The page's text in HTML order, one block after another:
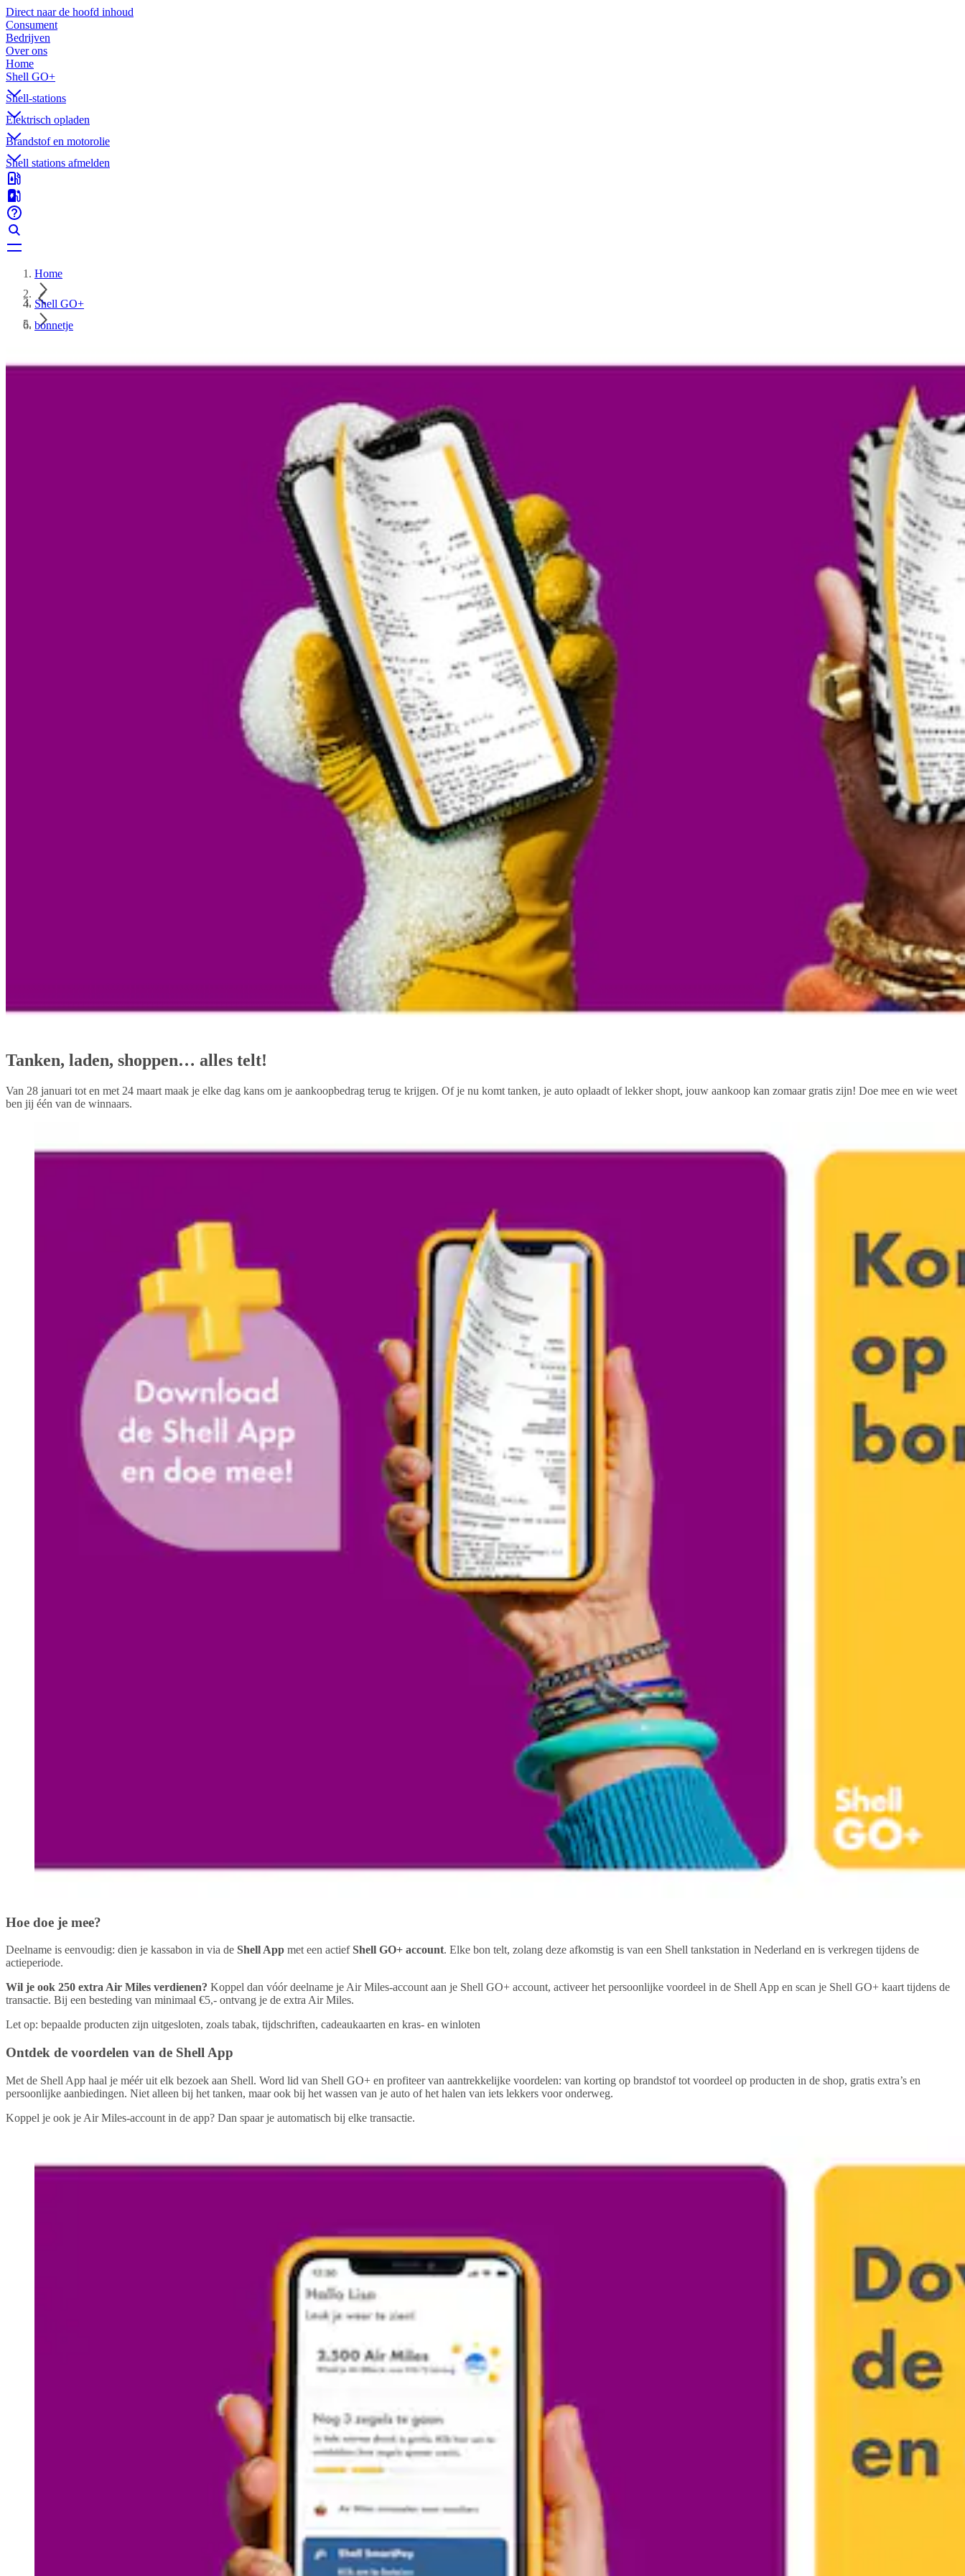
Direct naar de hoofd inhoud
Consument
Bedrijven
Over ons
Home
Shell GO+
Shell-stations
Elektrisch opladen
Brandstof en motorolie
Shell stations afmelden
Home
Shell GO+
bonnetje
Tanken, laden, shoppen… alles telt!
Van 28 januari tot en met 24 maart maak je elke dag kans om je aankoopbedrag terug te krijgen. Of je nu komt tanken, je auto oplaadt of lekker shopt, jouw aankoop kan zomaar gratis zijn! Doe mee en wie weet
ben jij één van de winnaars.
Hoe doe je mee?
Deelname is eenvoudig: dien je kassabon in via de Shell App met een actiefShell GO+ account. Elke bon telt, zolang deze afkomstig is van een Shell tankstation in Nederland en is verkregen tijdens de
actieperiode.
Wil je ook 250 extra Air Miles verdienen? Koppel dan vóór deelname je Air Miles-account aan je Shell GO+ account, activeer het persoonlijke voordeel in de Shell App en scan je Shell GO+ kaart tijdens de
transactie. Bij een besteding van minimaal €5,- ontvang je de extra Air Miles.
Let op: bepaalde producten zijn uitgesloten, zoals tabak, tijdschriften, cadeaukaarten en kras- en winloten
Ontdek de voordelen van de Shell App
Met de Shell App haal je méér uit elk bezoek aan Shell. Word lid van Shell GO+ en profiteer van aantrekkelijke voordelen: van korting op brandstof tot voordeel op producten in de shop, gratis extra’s en
persoonlijke aanbiedingen. Niet alleen bij het tanken, maar ook bij het wassen van je auto of het halen van iets lekkers voor onderweg.
Koppel je ook je Air Miles-account in de app? Dan spaar je automatisch bij elke transactie.